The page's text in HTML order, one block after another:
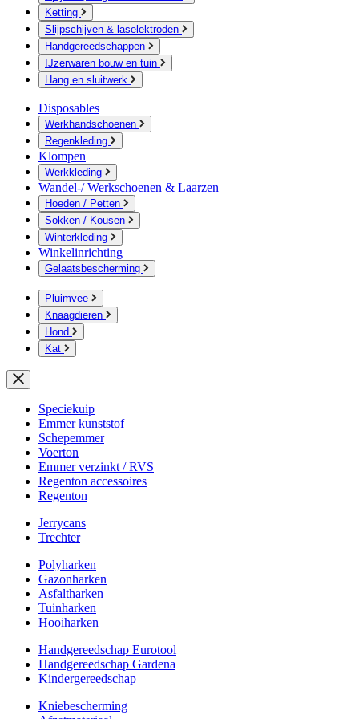
Ketting
Slijpschijven & laselektroden
Handgereedschappen
IJzerwaren bouw en tuin
Hang en sluitwerk
Disposables
Werkhandschoenen
Regenkleding
Klompen
Werkkleding
Wandel-/ Werkschoenen & Laarzen
Hoeden / Petten
Sokken / Kousen
Winterkleding
Winkelinrichting
Gelaatsbescherming
Pluimvee
Knaagdieren
Hond
Kat
Speciekuip
Emmer kunststof
Schepemmer
Voerton
Emmer verzinkt / RVS
Regenton accessoires
Regenton
Jerrycans
Trechter
Polyharken
Gazonharken
Asfaltharken
Tuinharken
Hooiharken
Handgereedschap Eurotool
Handgereedschap Gardena
Kindergereedschap
Kniebescherming